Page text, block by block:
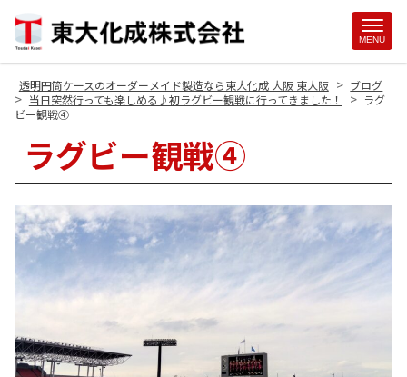
MENU
透明円筒ケースのオーダーメイド製造なら東大化成 大阪 東大阪 > ブログ
> 当日突然行っても楽しめる♪初ラグビー観戦に行ってきました！ > ラグ
ビー観戦④
ラグビー観戦④
Site
Footer